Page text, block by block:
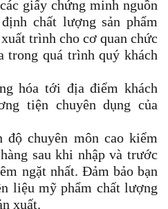
giấy chứng minh nguồn
chất lượng sản phẩm
trình cho cơ quan chức
trong quá trình quý khách
hóa tới địa điểm khách
tiện chuyên dụng của
chuyên môn cao kiểm
sau khi nhập và trước
ngặt nhất. Đảm bảo bạn
liệu mỹ phẩm chất lượng
xuất.